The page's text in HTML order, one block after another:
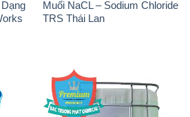
Muối NaCL – Sodium Chloride
TRS Thái Lan